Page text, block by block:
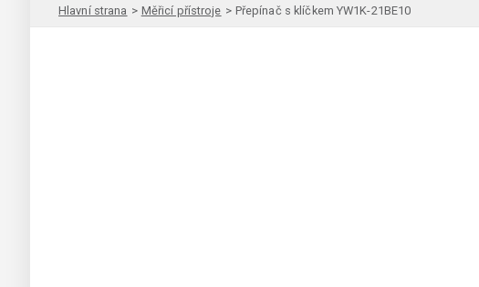
Hlavní strana > Měřicí přístroje > Přepínač s klíčkem YW1K-21BE10